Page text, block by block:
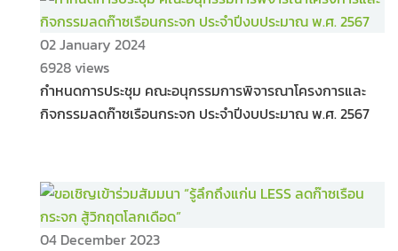
02 January 2024
6928 views
กำหนดการประชุม คณะอนุกรรมการพิจารณาโครงการและ
กิจกรรมลดก๊าซเรือนกระจก ประจำปีงบประมาณ พ.ศ. 2567
04 December 2023